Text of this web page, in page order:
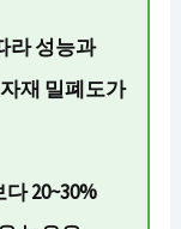
라 성능과
재 밀폐도가
20~30%